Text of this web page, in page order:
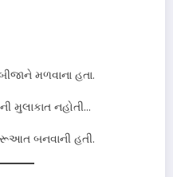
મળવાના હતા.
મુલાકાત નહોતી…
બનવાની હતી.